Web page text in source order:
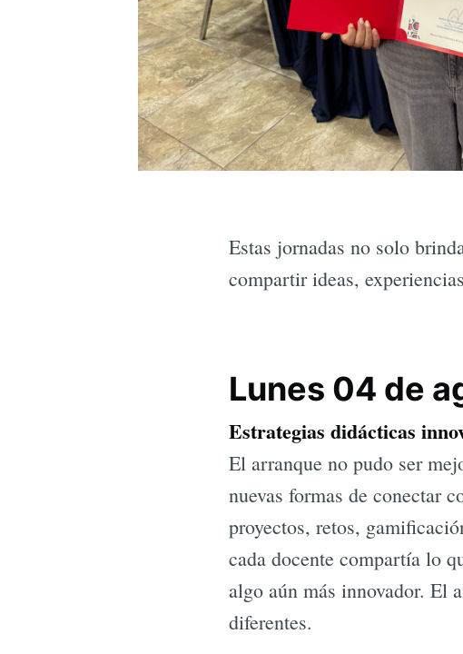
Estas jornadas no solo
compartir ideas,
Lunes 04 de
Estrategias didácticas
El arranque no pudo ser
nuevas formas de conectar
proyectos, retos,
cada docente compartía lo
algo aún más innovador. El
diferentes.